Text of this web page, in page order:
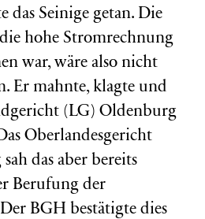
das Seinige getan. Die
hohe Stromrechnung
war, wäre also nicht
Er mahnte, klagte und
(LG) Oldenburg
Oberlandesgericht
das aber bereits
Berufung der
BGH bestätigte dies